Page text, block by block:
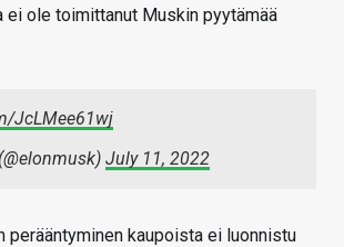
ei ole toimittanut Muskin pyytämää
JcLMee61wj
July 11, 2022
perääntyminen kaupoista ei luonnistu